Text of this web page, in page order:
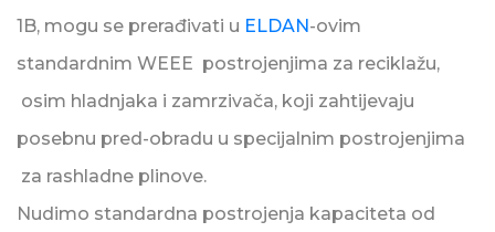
1B, mogu se prerađivati u ELDAN-ovim
standardnim WEEE postrojenjima za reciklažu,
osim hladnjaka i zamrzivača, koji zahtijevaju
posebnu pred-obradu u specijalnim postrojenjima
za rashladne plinove.
Nudimo standardna postrojenja kapaciteta od